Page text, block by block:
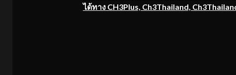
ได้ทาง CH3Plus, Ch3Thailand,